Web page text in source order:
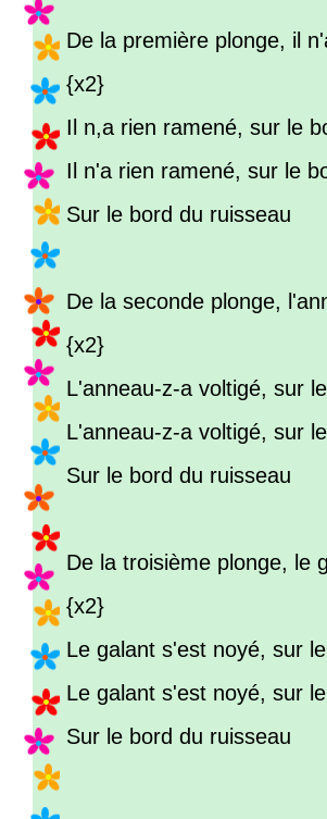
De la première plonge, il
{x2}
Il n,a rien ramené, sur le
Il n'a rien ramené, sur le
Sur le bord du ruisseau
De la seconde plonge,
{x2}
L'anneau-z-a voltigé, sur
L'anneau-z-a voltigé, sur
Sur le bord du ruisseau
De la troisième plonge, le
{x2}
Le galant s'est noyé, sur
Le galant s'est noyé, sur
Sur le bord du ruisseau